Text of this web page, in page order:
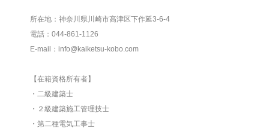
所在地：神奈川県川崎市高津区下作延3-6-4
電話：044-861-1126
E-mail：info@kaiketsu-kobo.com
【在籍資格所有者】
・二級建築士
・２級建築施工管理技士
・第二種電気工事士